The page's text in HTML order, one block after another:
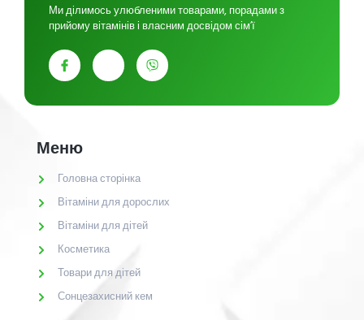
Ми ділимось улюбленими товарами, порадами з
прийому вітамінів і власним досвідом сім’ї
Меню
Головна сторінка
Вітаміни для дорослих
Вітаміни для дітей
Косметика
Товари для дітей
Сонцезахисний кем